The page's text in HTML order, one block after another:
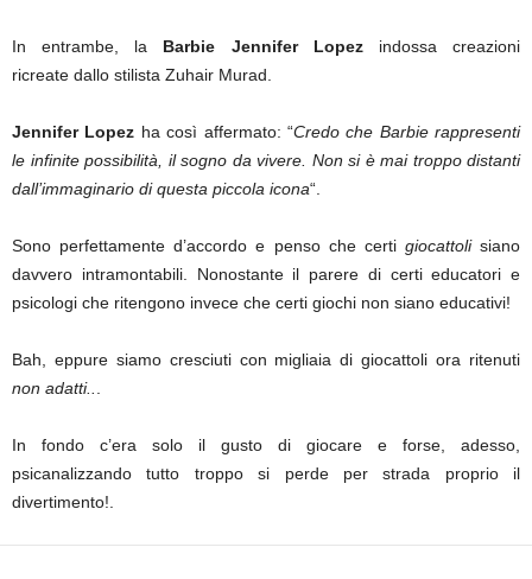
In entrambe, la Barbie Jennifer Lopezindossa creazioni
ricreate dallo stilista Zuhair Murad.
Jennifer Lopez ha così affermato: “Credo che Barbie rappresenti
le infinite possibilità, il sogno da vivere. Non si è mai troppo distanti
dall’immaginario di questa piccola icona“.
Sono perfettamente d’accordo e penso che certi giocattolisiano
davvero intramontabili. Nonostante il parere di certi educatori e
psicologi che ritengono invece che certi giochi non siano educativi!
Bah, eppure siamo cresciuti con migliaia di giocattoli ora ritenuti
non adatti..
In fondo c’era solo il gusto di giocare e forse, adesso,
psicanalizzando tutto troppo si perde per strada proprio il
divertimento!.